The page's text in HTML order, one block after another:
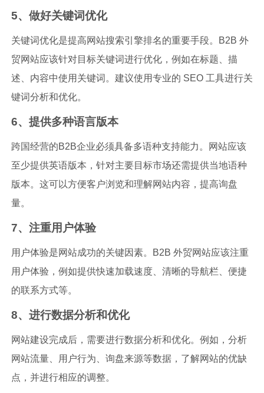
5、做好关键词优化
关键词优化是提高网站搜索引擎排名的重要手段。B2B 外
贸网站应该针对目标关键词进行优化，例如在标题、描
述、内容中使用关键词。建议使用专业的 SEO 工具进行关
键词分析和优化。
6、提供多种语言版本
跨国经营的B2B企业必须具备多语种支持能力。网站应该
至少提供英语版本，针对主要目标市场还需提供当地语种
版本。这可以方便客户浏览和理解网站内容，提高询盘
量。
7、注重用户体验
用户体验是网站成功的关键因素。B2B 外贸网站应该注重
用户体验，例如提供快速加载速度、清晰的导航栏、便捷
的联系方式等。
8、进行数据分析和优化
网站建设完成后，需要进行数据分析和优化。例如，分析
网站流量、用户行为、询盘来源等数据，了解网站的优缺
点，并进行相应的调整。